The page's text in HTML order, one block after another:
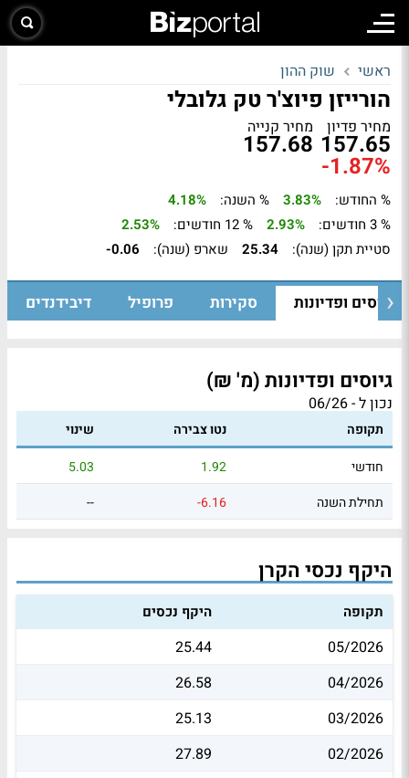
ראשי שוק ההון
הורייזן פיוצ'ר טק גלובלי
מחיר פדיון
157.65
מחיר קנייה
157.68
-1.87%
% החודש: 3.83% % השנה:
4.18%
% 3 חודשים:
2.93% % 12 חודשים:
2.53%
סטיית תקן (שנה):
25.34 שארפ (שנה): -0.06
גיוסים ופדיונות סקירות פרופיל דיבידנדים
גיוסים ופדיונות (מ' ₪)
נכון ל - 06/26
תקופה נטו צבירה
שינוי
חודשי
1.92
5.03
תחילת השנה
-6.16
--
היקף נכסי הקרן
תקופה היקף נכסים
05/2026
25.44
04/2026
26.58
03/2026
25.13
02/2026
27.89